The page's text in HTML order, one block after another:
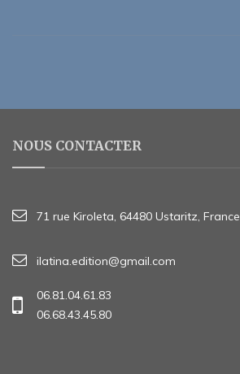
NOUS CONTACTER
71 rue Kiroleta, 64480 Ustaritz, France
ilatina.edition@gmail.com
06.81.04.61.83
06.68.43.45.80